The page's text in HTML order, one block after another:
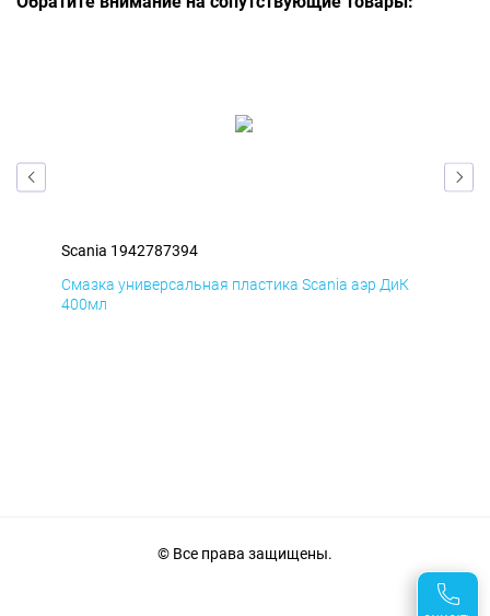
Scania 1942787394
Смазка универсальная пластика Scania аэр ДиК
400мл
© Все права защищены.